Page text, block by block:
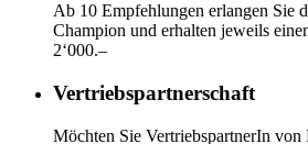
Ab 10 Empfehlungen erlangen Sie
Champion und erhalten jeweils
2‘000.–
Vertriebspartnerschaft
Möchten Sie VertriebspartnerIn von